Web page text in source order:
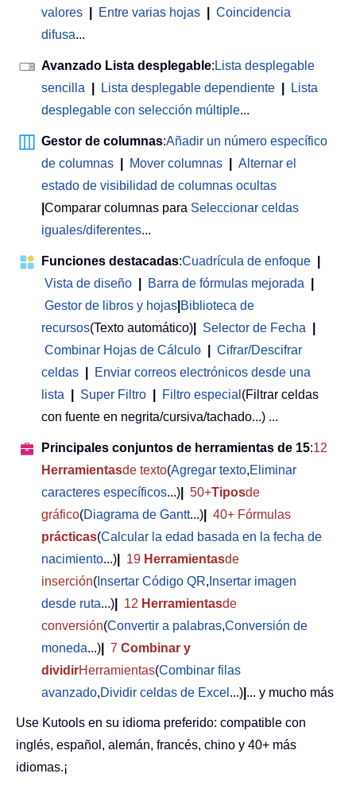
valores
Entre varias hojas
Coincidencia
difusa...
Avanzado Lista desplegable: Lista desplegable
sencilla
Lista desplegable dependiente
Lista
desplegable con selección múltiple...
Gestor de columnas:Añadir un número específico
de columnas
Mover columnas
Alternar el
estado de visibilidad de columnas ocultas
Comparar columnas para Seleccionar celdas
iguales/diferentes...
Funciones destacadas:Cuadrícula de enfoque
Vista de diseño
Barra de fórmulas mejorada
Gestor de libros y hojas Biblioteca de
recursos(Texto automático) Selector de Fecha
Combinar Hojas de Cálculo
Cifrar/Descifrar
celdas
Enviar correos electrónicos desde una
lista
Super Filtro Filtro especial (Filtrar celdas
con fuente en negrita/cursiva/tachado...) ...
Principales conjuntos de herramientas de 15:12
Herramientasde texto(Agregar texto,Eliminar
caracteres específicos...) 50+Tiposde
gráfico(Diagrama de Gantt...)
40+ Fórmulas
prácticas(Calcular la edad basada en la fecha de
nacimiento...) 19 Herramientasde
inserción( Insertar Código QR, Insertar imagen
desde ruta...) 12 Herramientasde
conversión(Convertir a palabras,Conversión de
moneda...) 7 Combinar y
dividirHerramientas(Combinar filas
avanzado,Dividir celdas de Excel ...) ... y mucho más
Use Kutools en su idioma preferido: compatible con
inglés, español, alemán, francés, chino y 40+ más
idiomas.¡